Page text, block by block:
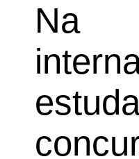
Na